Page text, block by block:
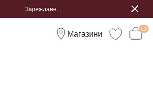
Зареждане...
Магазини